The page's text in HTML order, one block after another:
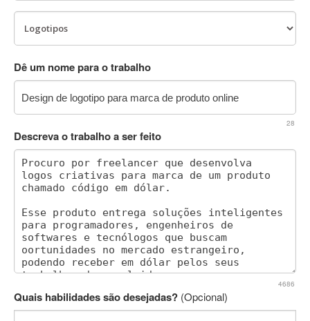
Dê um nome para o trabalho
28
Descreva o trabalho a ser feito
4686
Quais habilidades são desejadas? (Opcional)